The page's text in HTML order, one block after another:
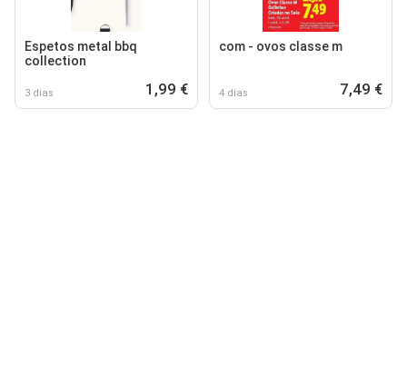
Espetos metal bbq
collection
3 dias 1,99 €
com - ovos classe m
4 dias 7,49 €